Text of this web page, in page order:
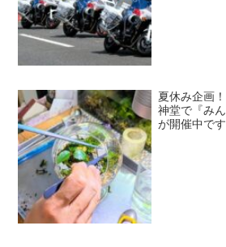
夏休み企画
神堂で『み
が開催中です